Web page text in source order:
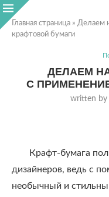
Главная страница » Делаем
крафтовой бумаги
ДЕЛАЕМ
С
written by
Крафт-бумага
дизайнеров, ведь с
необычный и